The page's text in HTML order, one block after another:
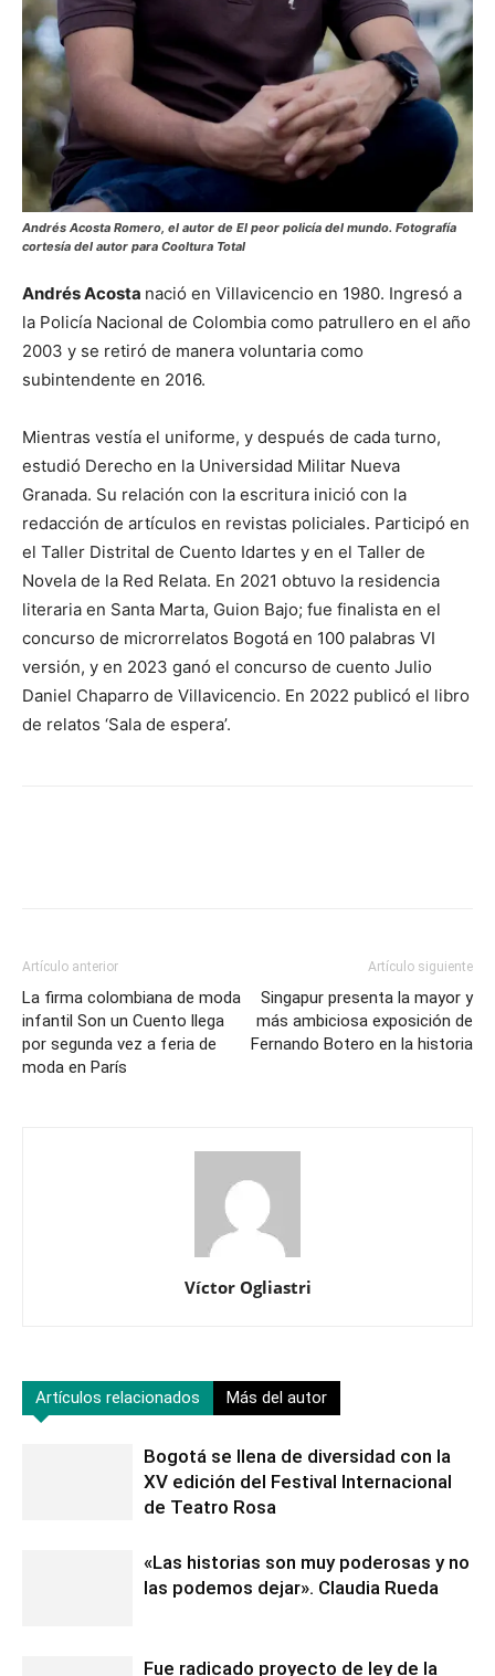
Andrés Acosta Romero, el autor de El peor policía del mundo. Fotografía
cortesía del autor para Cooltura Total
Andrés Acosta nació en Villavicencio en 1980. Ingresó a
la Policía Nacional de Colombia como patrullero en el año
2003 y se retiró de manera voluntaria como
subintendente en 2016.
Mientras vestía el uniforme, y después de cada turno,
estudió Derecho en la Universidad Militar Nueva
Granada. Su relación con la escritura inició con la
redacción de artículos en revistas policiales. Participó en
el Taller Distrital de Cuento Idartes y en el Taller de
Novela de la Red Relata. En 2021 obtuvo la residencia
literaria en Santa Marta, Guion Bajo; fue finalista en el
concurso de microrrelatos Bogotá en 100 palabras VI
versión, y en 2023 ganó el concurso de cuento Julio
Daniel Chaparro de Villavicencio. En 2022 publicó el libro
de relatos ‘Sala de espera’.
Artículo anterior
La firma colombiana de moda
infantil Son un Cuento llega
por segunda vez a feria de
moda en París
Artículo siguiente
Singapur presenta la mayor y
más ambiciosa exposición de
Fernando Botero en la historia
Víctor Ogliastri
Artículos relacionados Más del autor
Bogotá se llena de diversidad con la
XV edición del Festival Internacional
de Teatro Rosa
«Las historias son muy poderosas y no
las podemos dejar». Claudia Rueda
Fue radicado proyecto de ley de la